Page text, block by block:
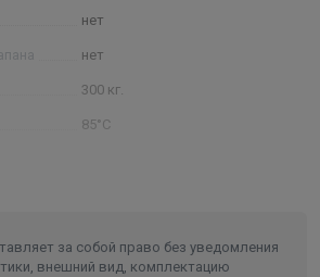
нет
нет
300 кг.
85°С
22.000
за собой право без уведомления
внешний вид, комплектацию